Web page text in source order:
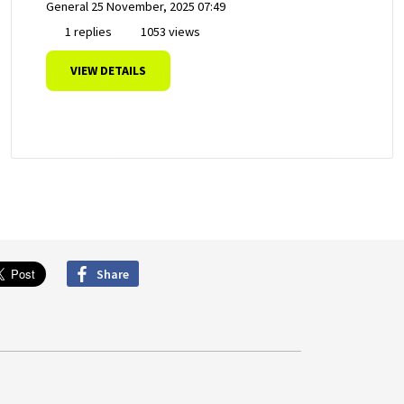
General 25 November, 2025 07:49
1 replies
1053 views
VIEW DETAILS
Share